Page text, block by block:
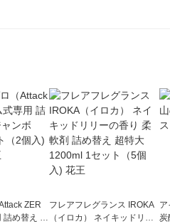
ZER
詰め替え メ
フレアフレグランス IROKA
（イロカ） ネイキッドリリ
ア
炭